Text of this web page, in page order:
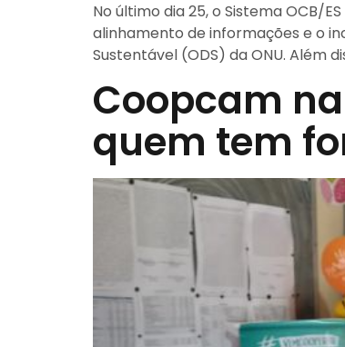
No último dia 25, o Sistema OCB/
alinhamento de informações e o
Sustentável (ODS) da ONU. Além
Coopcam
quem tem